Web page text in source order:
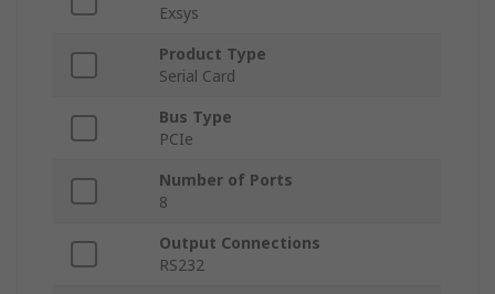
Exsys
Product Type
Serial Card
Bus Type
PCIe
Number of Ports
8
Output Connections
RS232